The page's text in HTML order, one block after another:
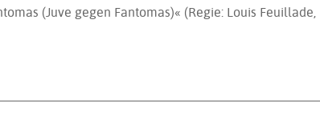
(Juve gegen Fantomas)« (Regie: Louis Feuillade,